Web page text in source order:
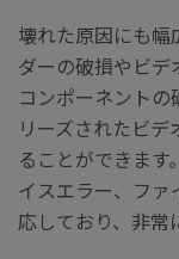
壊れた原因にも幅
ダーの破損やビ
コンポーネント
リーズされたビ
ることができま
イスエラー、フ
応しており、非常